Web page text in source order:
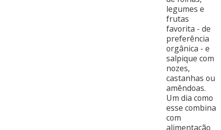
legumes e
frutas
favorita - de
preferência
orgânica - e
salpique com
nozes,
castanhas ou
amêndoas.
Um dia como
esse combina
com
alimentação